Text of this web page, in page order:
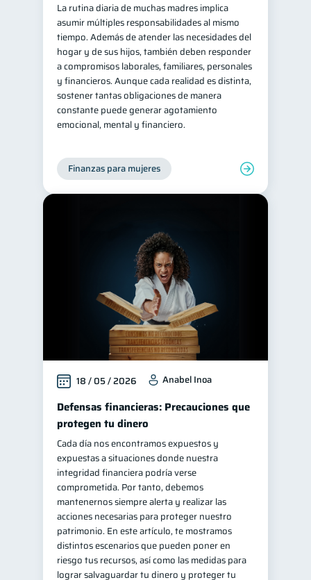
información financiera 1
La rutina diaria de muchas madres implica
asumir múltiples responsabilidades al mismo
tiempo. Además de atender las necesidades del
hogar y de sus hijos, también deben responder
a compromisos laborales, familiares, personales
y financieros. Aunque cada realidad es distinta,
sostener tantas obligaciones de manera
constante puede generar agotamiento
emocional, mental y financiero.
Finanzas para mujeres
18 / 05 / 2026 Anabel Inoa
Defensas financieras: Precauciones que
protegen tu dinero
Cada día nos encontramos expuestos y
expuestas a situaciones donde nuestra
integridad financiera podría verse
comprometida. Por tanto, debemos
mantenernos siempre alerta y realizar las
acciones necesarias para proteger nuestro
patrimonio. En este artículo, te mostramos
distintos escenarios que pueden poner en
riesgo tus recursos, así como las medidas para
lograr salvaguardar tu dinero y proteger tu